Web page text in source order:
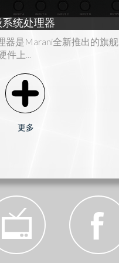
统处理器
器是Marani全新推出的旗舰
件上...
更多